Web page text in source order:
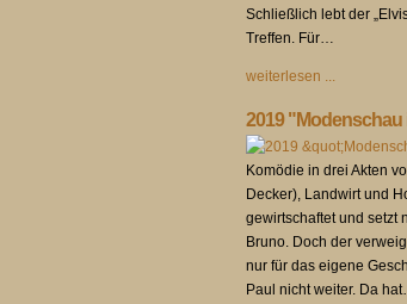
Schließlich lebt der
Treffen. Für…
weiterlesen ...
2019
Komödie in drei Akten
Decker), Landwirt und
gewirtschaftet und setzt
Bruno. Doch der
nur für das eigene
Paul nicht weiter. Da hat…